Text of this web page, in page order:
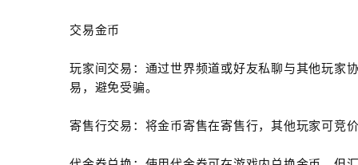
交易金币
玩家间交易：通过世界频道或好友私聊与其他玩家
易，避免受骗。
寄售行交易：将金币寄售在寄售行，其他玩家可竞